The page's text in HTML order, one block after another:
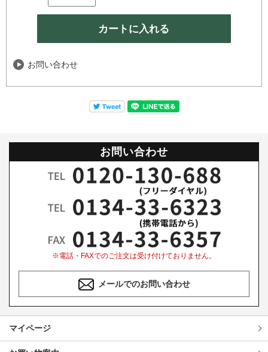
お問い合わせ
お問い合わせ
※電話・FAXでのご注文は受け付けておりません。
メールでのお問い合わせ
マイページ